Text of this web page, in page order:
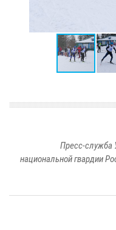
Пресс-служба
национальной гвардии